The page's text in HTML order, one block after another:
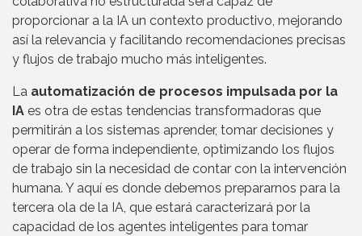
proporcionar a la IA un contexto productivo, mejorando
así la relevancia y facilitando recomendaciones precisas
y flujos de trabajo mucho más inteligentes.
La automatización de procesos impulsada por la
IA es otra de estas tendencias transformadoras que
permitirán a los sistemas aprender, tomar decisiones y
operar de forma independiente, optimizando los flujos
de trabajo sin la necesidad de contar con la intervención
humana. Y aquí es donde debemos prepararnos para la
tercera ola de la IA, que estará caracterizará por la
capacidad de los agentes inteligentes para tomar